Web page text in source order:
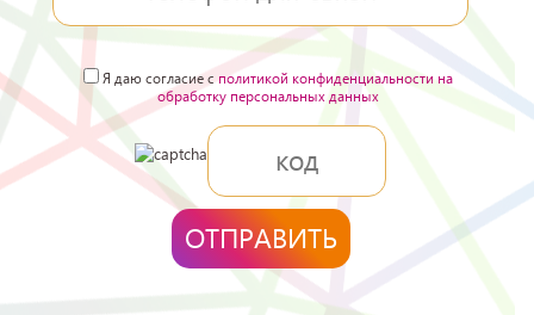
Я даю согласие с политикой конфиденциальности на
обработку персональных данных